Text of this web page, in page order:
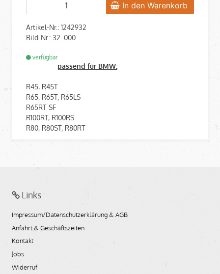
In den Warenkorb
Artikel-Nr.: 1242932
Bild-Nr.: 32_000
verfügbar
passend für BMW:
R45, R45T
R65, R65T, R65LS
R65RT SF
R100RT, R100RS
R80, R80ST, R80RT
Links
Impressum/Datenschutzerklärung & AGB
Anfahrt & Geschäftszeiten
Kontakt
Jobs
Widerruf